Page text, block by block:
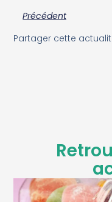
Précédent
Partager cette